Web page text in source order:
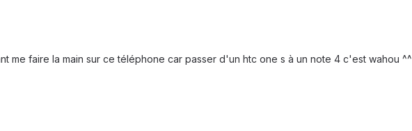
me faire la main sur ce téléphone car passer d'un htc one s à un note 4 c'est wahou ^^